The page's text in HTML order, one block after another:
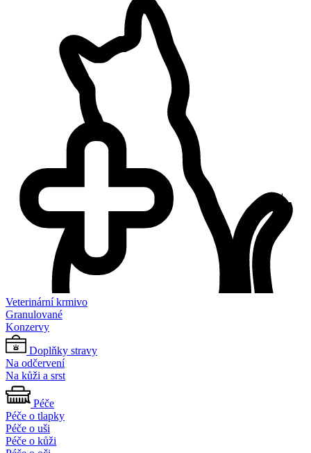
Veterinární krmivo
Granulované
Konzervy
Doplňky stravy
Na odčervení
Na kůži a srst
Péče
Péče o tlapky
Péče o uši
Péče o kůži